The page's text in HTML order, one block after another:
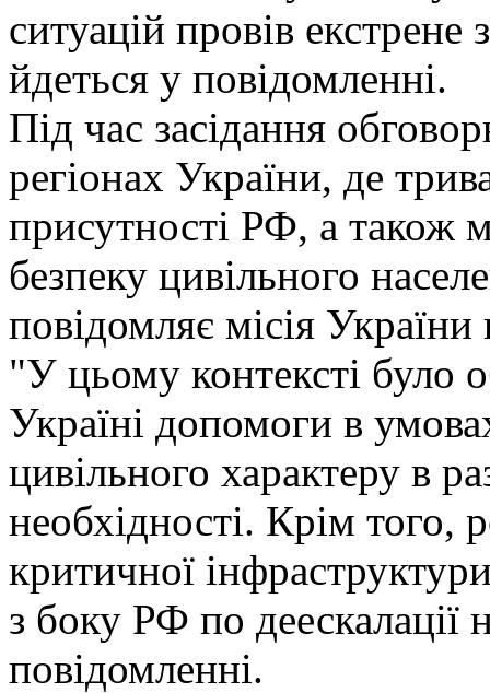
ситуацій провів
йдеться у повідомленні.
Під час засідання
регіонах України, де
присутності РФ, а також
безпеку цивільного
повідомляє місія
"У цьому контексті було
Україні допомоги в
цивільного характеру в
необхідності. Крім того,
критичної
з боку РФ по деескалації
повідомленні.